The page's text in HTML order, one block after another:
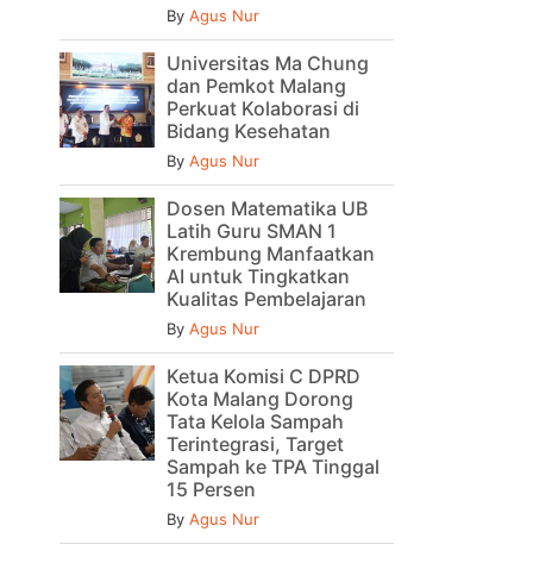
By Agus Nur
Universitas Ma Chung
dan Pemkot Malang
Perkuat Kolaborasi di
Bidang Kesehatan
By Agus Nur
Dosen Matematika UB
Latih Guru SMAN 1
Krembung Manfaatkan
AI untuk Tingkatkan
Kualitas Pembelajaran
By Agus Nur
Ketua Komisi C DPRD
Kota Malang Dorong
Tata Kelola Sampah
Terintegrasi, Target
Sampah ke TPA Tinggal
15 Persen
By Agus Nur